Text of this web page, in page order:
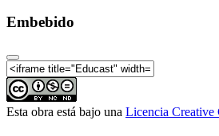
Embebido
Esta obra está bajo una Licencia Creative